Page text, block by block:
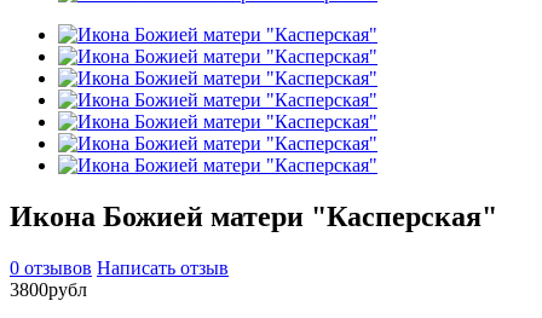
Икона Божией матери "Касперская"
0 отзывов Написать отзыв
3800рубл